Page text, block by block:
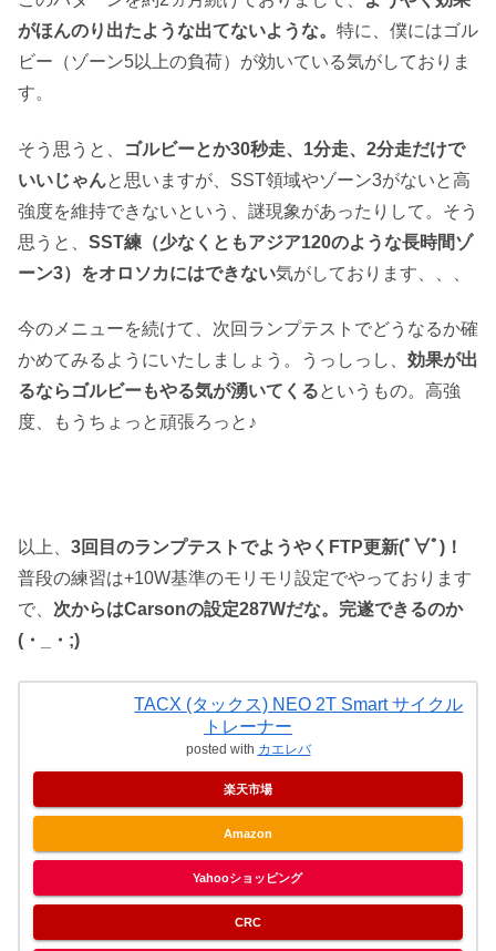
がほんのり出たような出てないような。 特に、僕にはゴル
ビー（ゾーン5以上の負荷）が効いている気がしておりま
す。
そう思うと、
ゴルビーとか30秒走、1分走、2分走だけで
いいじゃんと思いますが、SST領域やゾーン3がないと高
強度を維持できないという、謎現象があったりして。そう
思うと、 SST練（少なくともアジア120のような長時間ゾ
ーン3）をオロソカにはできない気がしております、、、
今のメニューを続けて、次回ランプテストでどうなるか確
かめてみるようにいたしましょう。うっしっし、 効果が出
るならゴルビーもやる気が湧いてくるというもの。高強
度、もうちょっと頑張ろっと♪
以上、 3回目のランプテストでようやくFTP更新(ﾟ∀ﾟ)！
普段の練習は+10W基準のモリモリ設定でやっております
で、 次からはCarsonの設定287Wだな。完遂できるのか
(・_・;)
TACX (タックス) NEO 2T Smart サイクル
トレーナー
posted with カエレバ
楽天市場
Amazon
Yahooショッピング
CRC